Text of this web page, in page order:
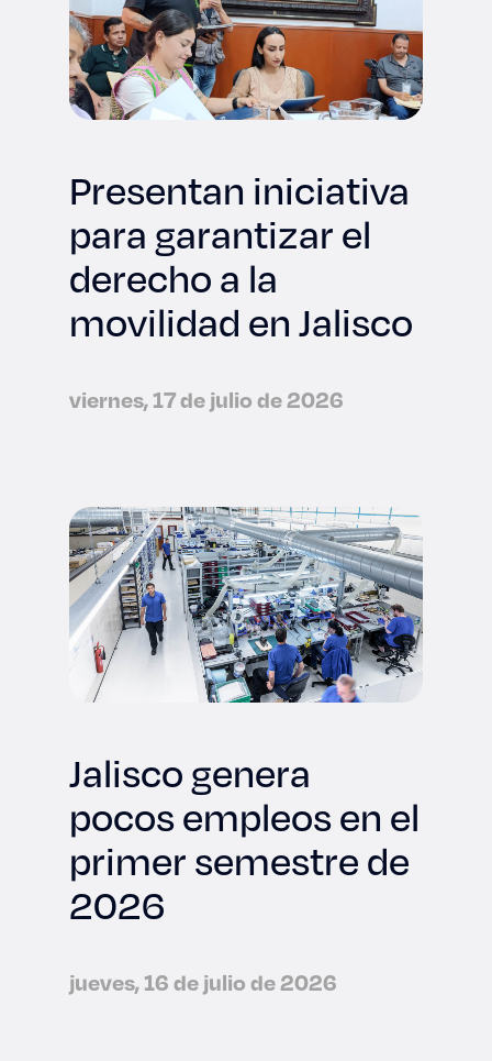
Presentan iniciativa
para garantizar el
derecho a la
movilidad en Jalisco
viernes, 17 de julio de 2026
Jalisco genera
pocos empleos en el
primer semestre de
2026
jueves, 16 de julio de 2026